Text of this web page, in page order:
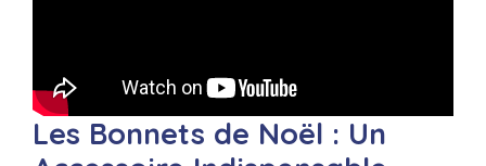
Les Bonnets de Noël : Un